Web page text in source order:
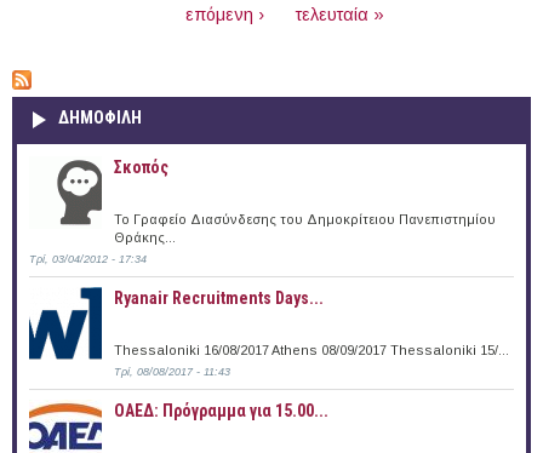
επόμενη ›
τελευταία »
ΔΗΜΟΦΙΛΗ
Σκοπός
Το Γραφείο Διασύνδεσης του Δημοκρίτειου Πανεπιστημίου
Θράκης...
Τρί, 03/04/2012 - 17:34
Ryanair Recruitments Days...
Thessaloniki 16/08/2017 Athens 08/09/2017 Thessaloniki 15/...
Τρί, 08/08/2017 - 11:43
ΟΑΕΔ: Πρόγραμμα για 15.00...